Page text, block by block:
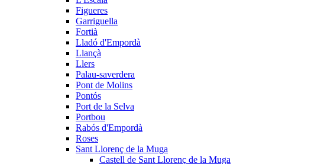
Figueres
Garriguella
Fortià
Lladó d'Empordà
Llançà
Llers
Palau-saverdera
Pont de Molins
Pontós
Port de la Selva
Portbou
Rabós d'Empordà
Roses
Sant Llorenç de la Muga
Castell de Sant Llorenç de la Muga